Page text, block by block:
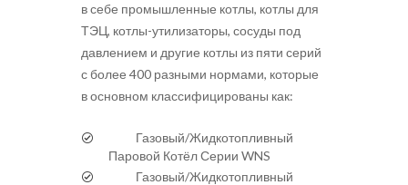
в себе промышленные котлы, котлы для
ТЭЦ, котлы-утилизаторы, сосуды под
давлением и другие котлы из пяти серий
с более 400 разными нормами, которые
в основном классифицированы как:
Газовый/Жидкотопливный
Паровой Котёл Серии WNS
Газовый/Жидкотопливный